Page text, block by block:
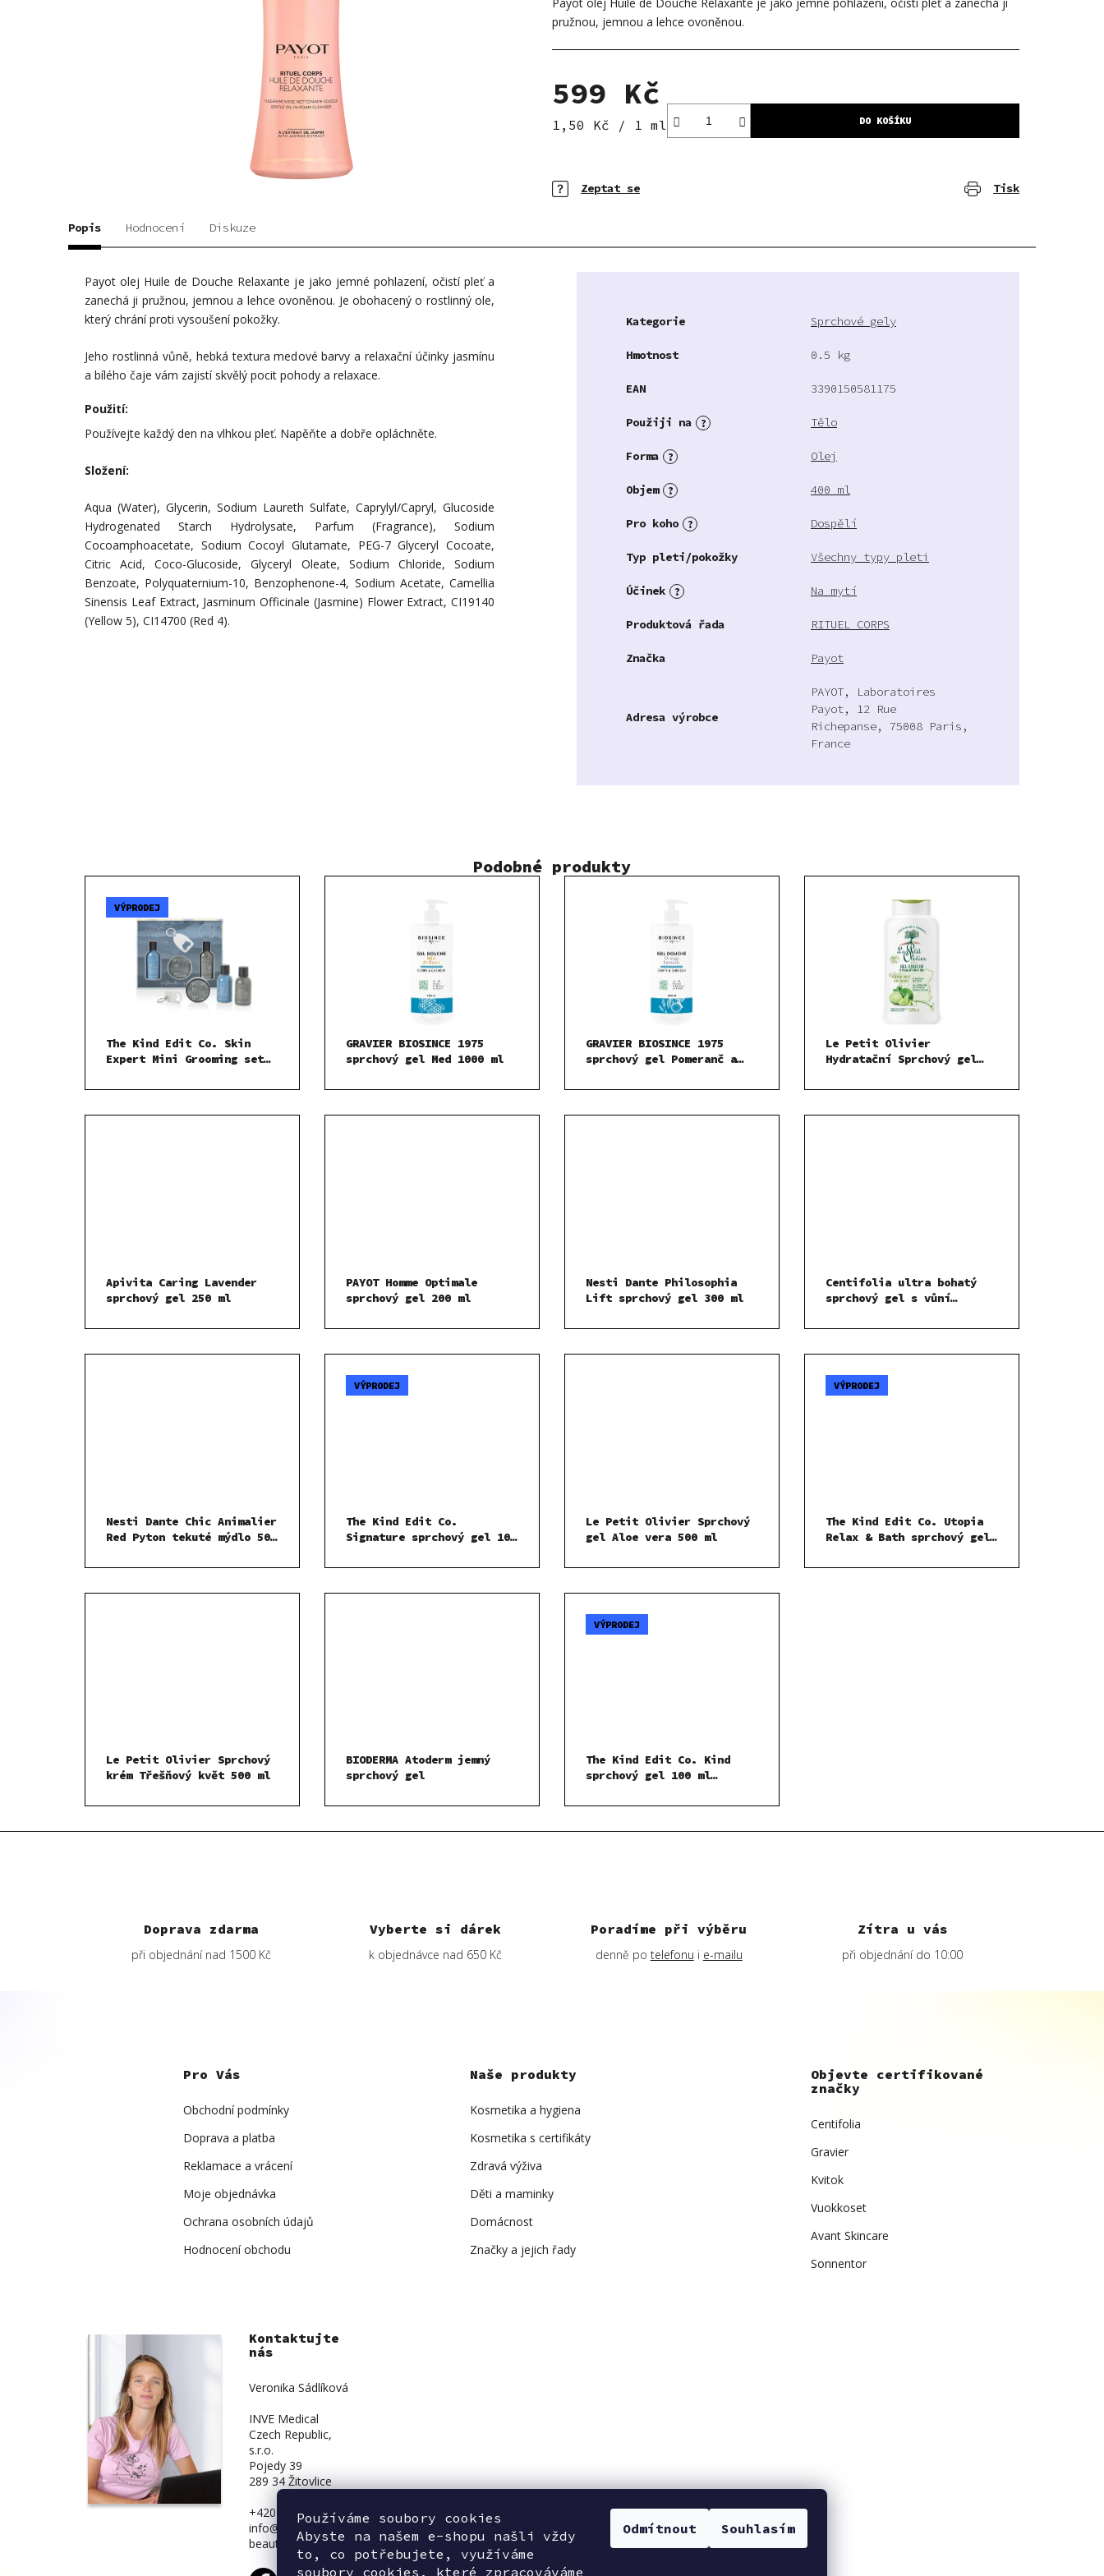
Používáme soubory cookies
Abyste na našem e-shopu našli vždy
to, co potřebujete, využíváme
soubory cookies, které zpracováváme
Odmítnout Souhlasím
0,0
z
hvězdiček.
pružnou, jemnou a lehce ovoněnou.
599 Kč
Měrná cena:
1,50 Kč / 1 ml DO KOŠÍKU
Tisk
Zeptat se
Doprava zdarma
při objednání nad 1500 Kč
Vyberte si dárek
k objednávce nad 650 Kč
Poradíme při výběru
denně po telefonu i e-mailu
Zítra u vás
při objednání do 10:00
Popis Hodnocení Diskuze
Payot olej Huile de Douche Relaxante je jako jemné pohlazení, očistí pleť a
zanechá ji pružnou, jemnou a lehce ovoněnou. Je obohacený o rostlinný ole,
který chrání proti vysoušení pokožky.
Jeho rostlinná vůně, hebká textura medové barvy a relaxační účinky jasmínu
a bílého čaje vám zajistí skvělý pocit pohody a relaxace.
Použití:
Používejte každý den na vlhkou pleť. Napěňte a dobře opláchněte.
Složení:
Aqua (Water), Glycerin, Sodium Laureth Sulfate, Caprylyl/Capryl, Glucoside
Hydrogenated Starch Hydrolysate, Parfum (Fragrance), Sodium
Cocoamphoacetate, Sodium Cocoyl Glutamate, PEG-7 Glyceryl Cocoate,
Citric Acid, Coco-Glucoside, Glyceryl Oleate, Sodium Chloride, Sodium
Benzoate, Polyquaternium-10, Benzophenone-4, Sodium Acetate, Camellia
Sinensis Leaf Extract, Jasminum Officinale (Jasmine) Flower Extract, CI19140
(Yellow 5), CI14700 (Red 4).
Kategorie Sprchové gely
Hmotnost 0.5 kg
EAN 3390150581175
?
Použiji na Tělo
?
Forma Olej
?
Objem 400 ml
?
Pro koho Dospělí
Typ pleti/pokožky Všechny typy pleti
?
Účinek Na mytí
Produktová řada RITUEL CORPS
Značka Payot
Adresa výrobce
PAYOT, Laboratoires
Payot, 12 Rue
Richepanse, 75008 Paris,
France
Podobné produkty
VÝPRODEJ
The Kind Edit Co. Skin
Expert Mini Grooming set
sada
GRAVIER BIOSINCE 1975
sprchový gel Med 1000 ml
GRAVIER BIOSINCE 1975
sprchový gel Pomeranč a
Le Petit Olivier
Hydratační Sprchový gel
Apivita Caring Lavender
sprchový gel 250 ml
PAYOT Homme Optimale
sprchový gel 200 ml
Nesti Dante Philosophia
Lift sprchový gel 300 ml
Centifolia ultra bohatý
sprchový gel s vůní
ml
Nesti Dante Chic Animalier
Red Pyton tekuté mýdlo 500
VÝPRODEJ
The Kind Edit Co.
Signature sprchový gel 100
Le Petit Olivier Sprchový
gel Aloe vera 500 ml
VÝPRODEJ
The Kind Edit Co. Utopia
Relax & Bath sprchový gel
Le Petit Olivier Sprchový
krém Třešňový květ 500 ml
BIODERMA Atoderm jemný
sprchový gel
VÝPRODEJ
The Kind Edit Co. Kind
sprchový gel 100 ml
Pro Vás
Obchodní podmínky
Doprava a platba
Reklamace a vrácení
Moje objednávka
Ochrana osobních údajů
Hodnocení obchodu
Naše produkty
Kosmetika a hygiena
Kosmetika s certifikáty
Zdravá výživa
Děti a maminky
Domácnost
Značky a jejich řady
Objevte certifikované
značky
Centifolia
Gravier
Kvitok
Vuokkoset
Avant Skincare
Sonnentor
Kontaktujte
nás
Veronika Sádlíková
INVE Medical
Czech Republic,
s.r.o.
Pojedy 39
289 34 Žitovlice
+420 734 839 831
info@inve-
beauty.cz